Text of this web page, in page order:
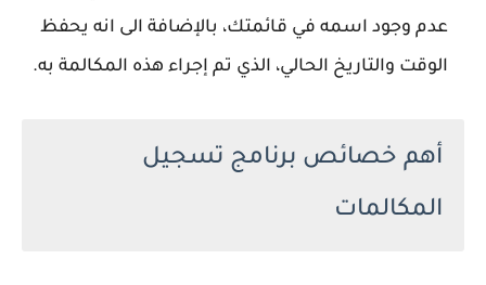
عدم وجود اسمه في قائمتك، بالإضافة الى انه يحفظ
الوقت والتاريخ الحالي، الذي تم إجراء هذه المكالمة به.
أهم خصائص برنامج تسجيل
المكالمات